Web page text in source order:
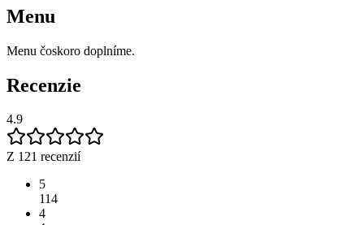
Menu
Menu čoskoro doplníme.
Recenzie
4.9
Z 121 recenzií
5
114
4